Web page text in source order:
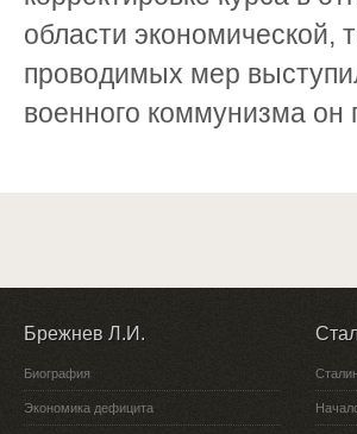
области экономической,
проводимых мер
военного коммунизма он
Брежнев Л.И.
Биография
Экономика дефицита